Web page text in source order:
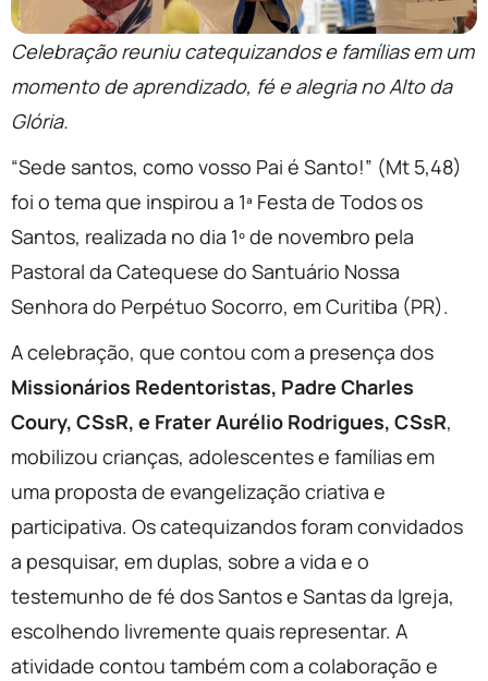
Celebração reuniu catequizandos e famílias em um
momento de aprendizado, fé e alegria no Alto da
Glória.
“Sede santos, como vosso Pai é Santo!” (Mt 5,48)
foi o tema que inspirou a 1ª Festa de Todos os
Santos, realizada no dia 1º de novembro pela
Pastoral da Catequese do Santuário Nossa
Senhora do Perpétuo Socorro, em Curitiba (PR).
A celebração, que contou com a presença dos
Missionários Redentoristas, Padre Charles
Coury, CSsR, e Frater Aurélio Rodrigues, CSsR,
mobilizou crianças, adolescentes e famílias em
uma proposta de evangelização criativa e
participativa. Os catequizandos foram convidados
a pesquisar, em duplas, sobre a vida e o
testemunho de fé dos Santos e Santas da Igreja,
escolhendo livremente quais representar. A
atividade contou também com a colaboração e